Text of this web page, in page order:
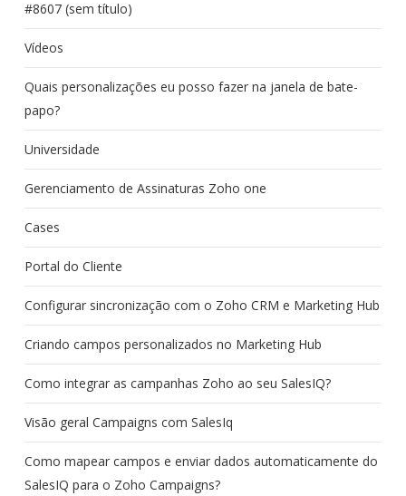
#8607 (sem título)
Vídeos
Quais personalizações eu posso fazer na janela de bate-
papo?
Universidade
Gerenciamento de Assinaturas Zoho one
Cases
Portal do Cliente
Configurar sincronização com o Zoho CRM e Marketing Hub
Criando campos personalizados no Marketing Hub
Como integrar as campanhas Zoho ao seu SalesIQ?
Visão geral Campaigns com SalesIq
Como mapear campos e enviar dados automaticamente do
SalesIQ para o Zoho Campaigns?